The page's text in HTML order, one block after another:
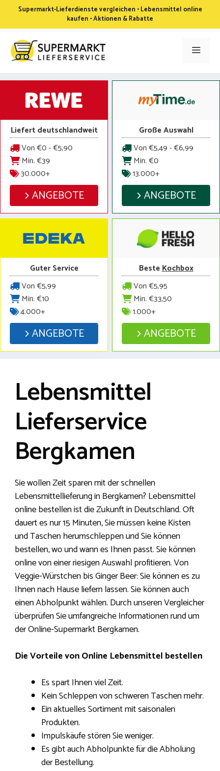
springen
Supermarkt-Lieferdienste vergleichen • Lebensmittel online
kaufen • Aktionen & Rabatte
Menü
Liefert deutschlandweit
Von €0 - €5,90
Min. €39
30.000+
ANGEBOTE
Große Auswahl
Von €5,49 - €6,99
Min. €0
13.000+
ANGEBOTE
Guter Service
Von €5,99
Min. €10
4.000+
ANGEBOTE
BesteKochbox
Von €5,95
Min. €33,50
1.000+
ANGEBOTE
Lebensmittel
Lieferservice
Bergkamen
Sie wollen Zeit sparen mit der schnellen
Lebensmittellieferung in Bergkamen? Lebensmittel
online bestellen ist die Zukunft in Deutschland. Oft
dauert es nur 15 Minuten, Sie müssen keine Kisten
und Taschen herumschleppen und Sie können
bestellen, wo und wann es Ihnen passt. Sie können
online von einer riesigen Auswahl profitieren. Von
Veggie-Würstchen bis Ginger Beer: Sie können es zu
Ihnen nach Hause liefern lassen. Sie können auch
einen Abholpunkt wählen. Durch unseren Vergleicher
überprüfen Sie umfangreiche Informationen rund um
der Online-Supermarkt Bergkamen.
Die Vorteile von Online Lebensmittel bestellen
Es spart Ihnen viel Zeit.
Kein Schleppen von schweren Taschen mehr.
Ein aktuelles Sortiment mit saisonalen
Produkten.
Impulskäufe stören Sie weniger.
Es gibt auch Abholpunkte für die Abholung
der Bestellung.